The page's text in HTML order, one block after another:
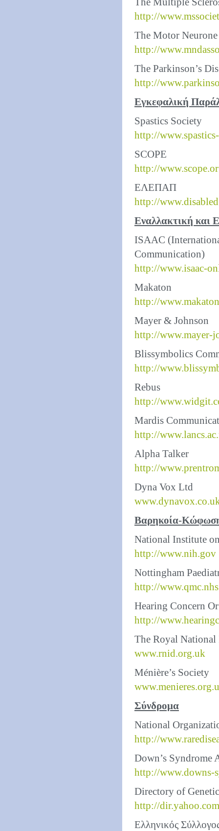
http://
The Motor
http://
The Parkinson’s
http://
Εγκεφαλική
Spastics Society
http://
SCOPE
http://
ΕΛΕΠΑΠ
http://
Εναλλακτική και
ISAAC
Communication)
http://www.isaac-
Makaton
http://
Mayer & Johnson
http://www.mayer-
Blissymbolics
http://
Rebus
http://
Mardis
http://
Alpha Talker
http://
Dyna Vox Ltd
Βαρηκοία-
National Institute
http://www.nih.gov
Nottingham
http://
Hearing Concern
http://
The Royal
www.rnid.org.uk
Ménière’s Society
Σύνδρομα
National
http://
Down’s Syndrome
http://www.downs-
Directory of
http://
Ελληνικός